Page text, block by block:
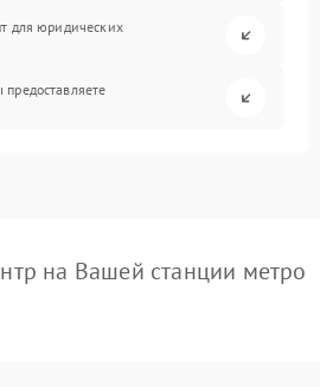
для юридических
на Вашей станции метро